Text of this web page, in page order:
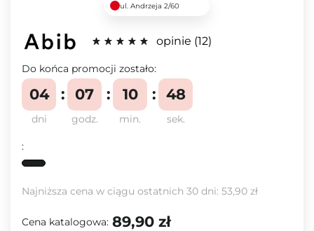
ul. Andrzeja 2/60
opinie 12
Do końca promocji zostało:
dni
04
godz.
07
min.
10
sek.
47
:
Najniższa cena w ciągu ostatnich 30 dni: 53,90 zł
Cena katalogowa: 89,90 zł